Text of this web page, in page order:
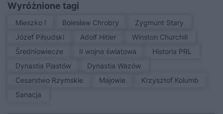
Wyróżnione tagi
Mieszko I Bolesław Chrobry
Zygmunt Stary
Józef Piłsudski
Adolf Hitler
Winston Churchill
średniowiecze
II wojna światowa
Historia PRL
Dynastia Piastów
Dynastia Wazów
Cesarstwo Rzymskie
Majowie
Krzysztof Kolumb
sanacja